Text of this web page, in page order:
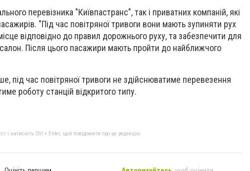
перевізника "Київпастранс", так і приватних компаній, які
"Під час повітряної тривоги вони мають зупиняти рух
відповідно до правил дорожнього руху, та забезпечити для
Після цього пасажири мають пройти до найближчого
під час повітряної тривоги не здійснюватиме перевезення
роботу станцій відкритого типу.
і натисніть Ctrl + Enter, щоб повідомити про це редакцію